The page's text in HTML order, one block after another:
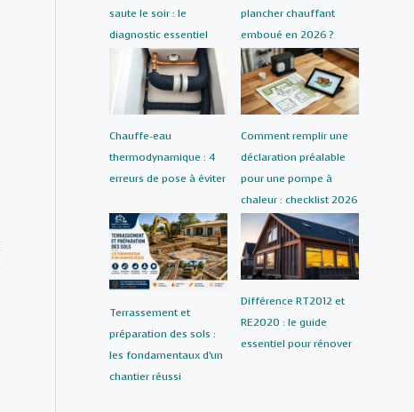
saute le soir : le
diagnostic essentiel
plancher chauffant
emboué en 2026 ?
Chauffe-eau
thermodynamique : 4
erreurs de pose à éviter
Comment remplir une
déclaration préalable
pour une pompe à
chaleur : checklist 2026
Terrassement et
préparation des sols :
les fondamentaux d’un
chantier réussi
Différence RT2012 et
RE2020 : le guide
essentiel pour rénover